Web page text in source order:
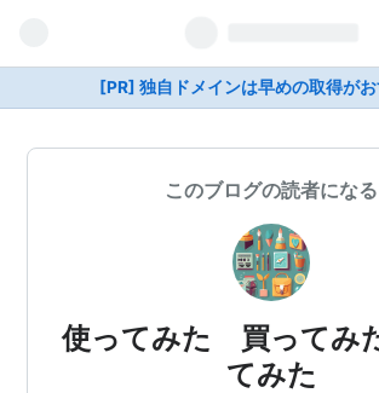
[PR] 独自ドメインは早めの取得がお
このブログの読者になる
使ってみた 買ってみ
てみた